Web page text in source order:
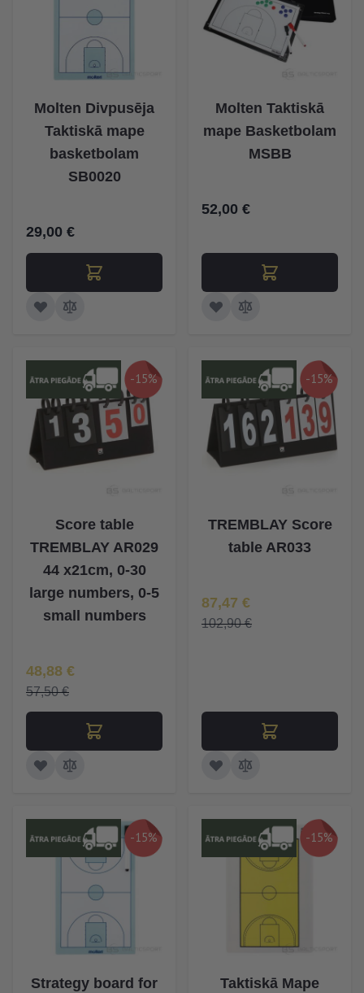
Molten Divpusēja
Taktiskā mape
basketbolam
SB0020
29,00 €
Molten Taktiskā
mape Basketbolam
MSBB
52,00 €
-15%
Score table
TREMBLAY AR029
44 x21cm, 0-30
large numbers, 0-5
small numbers
Īpaša Cena
48,88 €
57,50 €
-15%
TREMBLAY Score
table AR033
Īpaša Cena
87,47 €
102,90 €
-15%
Strategy board for
-15%
Taktiskā Mape